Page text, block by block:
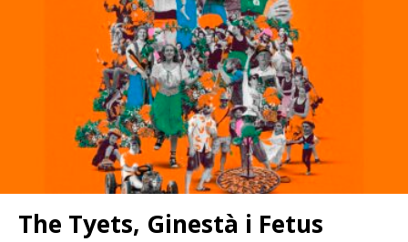
The Tyets, Ginestà i Fetus